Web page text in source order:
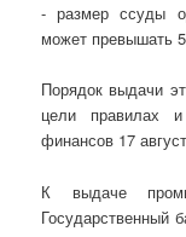
- размер ссуды
может превышать
Порядок выдачи
цели правилах и
финансов 17
К выдаче
Государственный